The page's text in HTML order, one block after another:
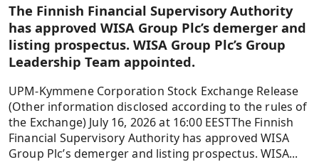
The Finnish Financial Supervisory Authority
has approved WISA Group Plc’s demerger and
listing prospectus. WISA Group Plc’s Group
Leadership Team appointed.
UPM-Kymmene Corporation Stock Exchange Release
(Other information disclosed according to the rules of
the Exchange) July 16, 2026 at 16:00 EESTThe Finnish
Financial Supervisory Authority has approved WISA
Group Plc’s demerger and listing prospectus. WISA...